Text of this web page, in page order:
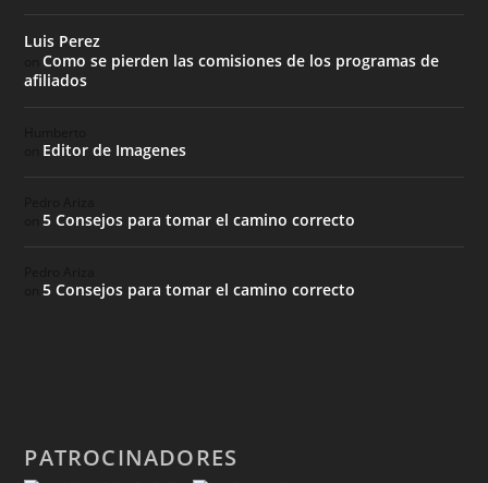
Luis Perez
onComo se pierden las comisiones de los programas de
afiliados
Editor de Imagenes
on5 Consejos para tomar el camino correcto
on5 Consejos para tomar el camino correcto
PATROCINADORES